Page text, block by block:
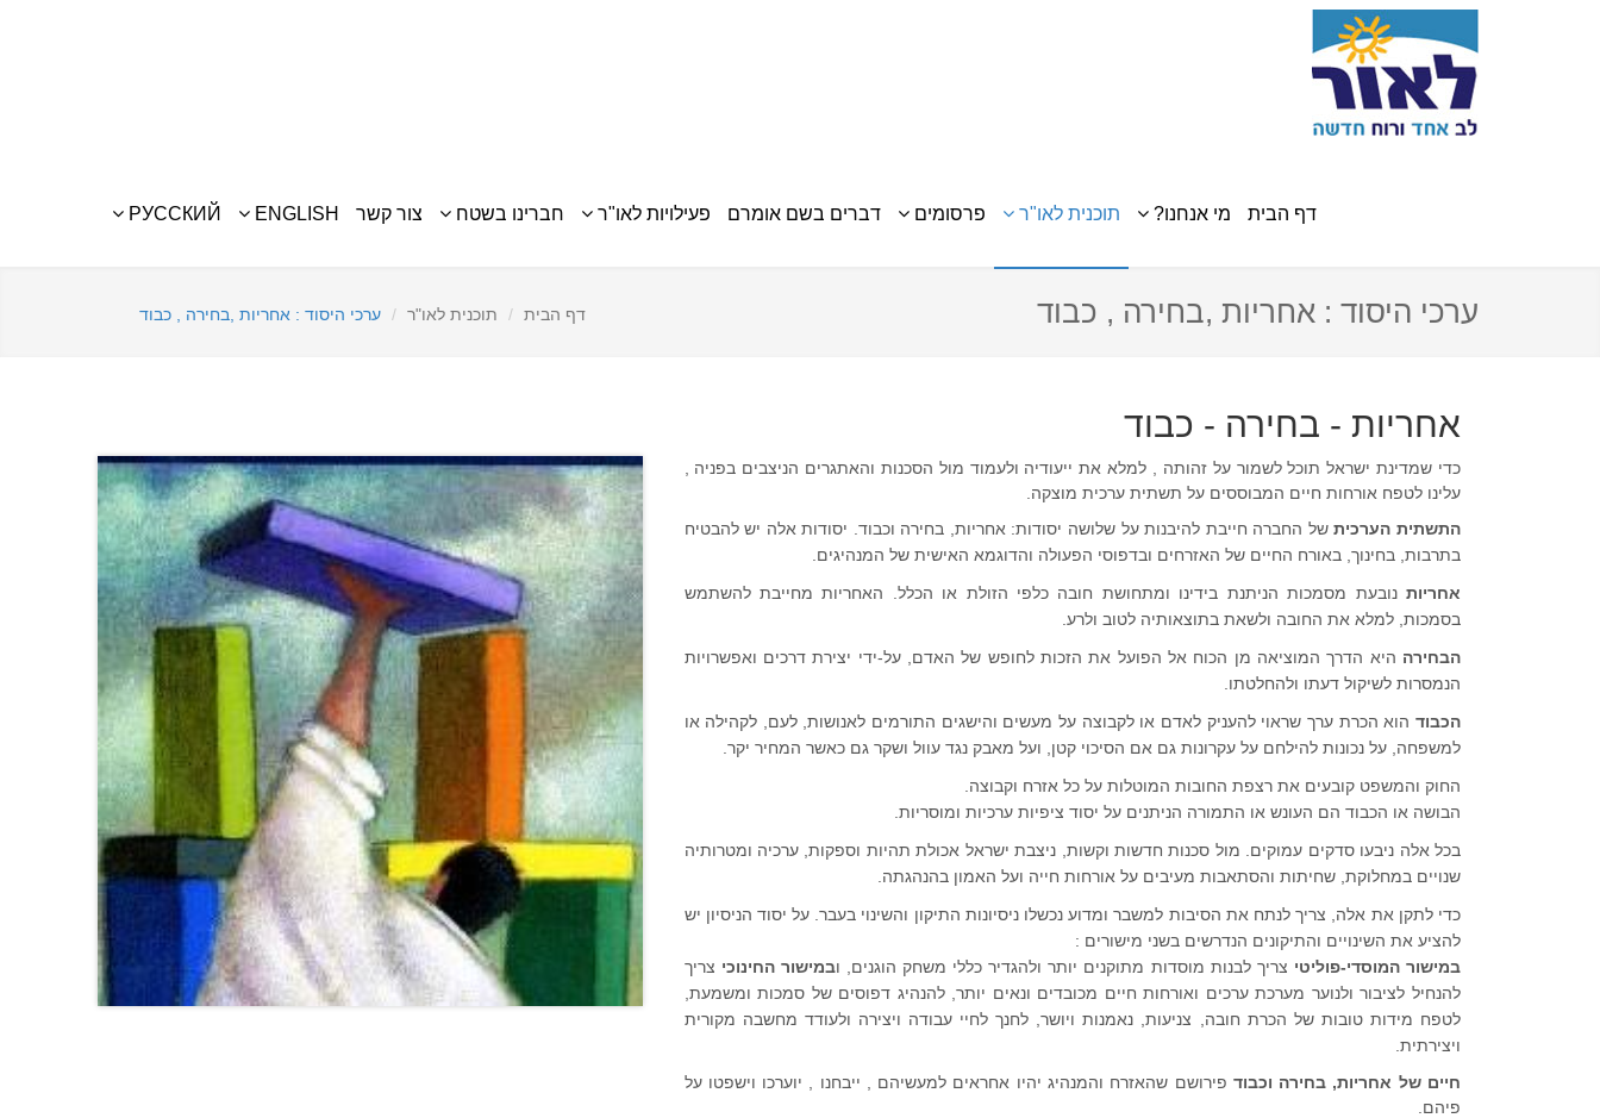
דף הבית מי אנחנו? תוכנית לאו"ר פרסומים דברים בשם אומרם פעילויות לאו"ר חברינו בשטח צור קשר ENGLISH
РУССКИЙ
ערכי היסוד : אחריות ,בחירה , כבוד דף הבית תוכנית לאו"ר ערכי היסוד : אחריות ,בחירה , כבוד
אחריות - בחירה - כבוד
כדי שמדינת ישראל תוכל לשמור על זהותה , למלא את ייעודיה ולעמוד מול הסכנות והאתגרים הניצבים בפניה ,
עלינו לטפח אורחות חיים המבוססים על תשתית ערכית מוצקה.
התשתיתהערכיתשל החברה חייבת להיבנות על שלושה יסודות: אחריות, בחירה וכבוד. יסודות אלה יש להבטיח
בתרבות, בחינוך, באורח החיים של האזרחים ובדפוסי הפעולה והדוגמא האישית של המנהיגים.
אחריות נובעת מסמכות הניתנת בידינו ומתחושת חובה כלפי הזולת או הכלל. האחריות מחייבת להשתמש
בסמכות, למלא את החובה ולשאת בתוצאותיה לטוב ולרע.
הבחירה היא הדרך המוציאה מן הכוח אל הפועל את הזכות לחופש של האדם, על-ידי יצירת דרכים ואפשרויות
הנמסרות לשיקול דעתו ולהחלטתו.
הכבוד הוא הכרת ערך שראוי להעניק לאדם או לקבוצה על מעשים והישגים התורמים לאנושות, לעם, לקהילה או
למשפחה, על נכונות להילחם על עקרונות גם אם הסיכוי קטן, ועל מאבק נגד עוול ושקר גם כאשר המחיר יקר.
החוק והמשפט קובעים את רצפת החובות המוטלות על כל אזרח וקבוצה.
הבושה או הכבוד הם העונש או התמורה הניתנים על יסוד ציפיות ערכיות ומוסריות.
בכל אלה ניבעו סדקים עמוקים. מול סכנות חדשות וקשות, ניצבת ישראל אכולת תהיות וספקות, ערכיה ומטרותיה
שנויים במחלוקת, שחיתות והסתאבות מעיבים על אורחות חייה ועל האמון בהנהגתה.
כדי לתקן את אלה, צריך לנתח את הסיבות למשבר ומדוע נכשלו ניסיונות התיקון והשינוי בעבר. על יסוד הניסיון יש
להציע את השינויים והתיקונים הנדרשים בשני מישורים :
במישור המוסדי-פוליטי צריך לבנות מוסדות מתוקנים יותר ולהגדיר כללי משחק הוגנים, ובמישור החינוכי צריך
להנחיל לציבור ולנוער מערכת ערכים ואורחות חיים מכובדים ונאים יותר, להנהיג דפוסים של סמכות ומשמעת,
לטפח מידות טובות של הכרת חובה, צניעות, נאמנות ויושר, לחנך לחיי עבודה ויצירה ולעודד מחשבה מקורית
ויצירתית.
חיים של אחריות, בחירה וכבוד פירושם שהאזרח והמנהיג יהיו אחראים למעשיהם , ייבחנו , יוערכו וישפטו על
פיהם.